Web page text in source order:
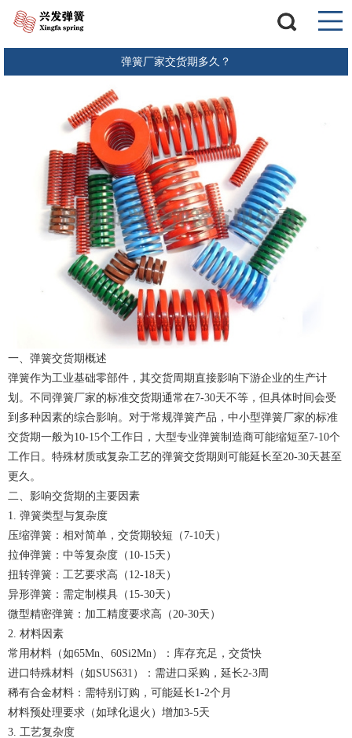
弹簧厂家交货期多久？
一、弹簧交货期概述
弹簧作为工业基础零部件，其交货周期直接影响下游企业的生产计
划。不同 弹簧厂家的标准交货期通常在7-30天不等，但具体时间会受
到多种因素的综合影响。对于常规弹簧产品，中小型弹簧厂家的标准
交货期一般为10-15个工作日，大型专业弹簧制造商可能缩短至7-10个
工作日。特殊材质或复杂工艺的弹簧交货期则可能延长至20-30天甚至
更久。
二、影响交货期的主要因素
1. 弹簧类型与复杂度
压缩弹簧：相对简单，交货期较短（7-10天）
拉伸弹簧：中等复杂度（10-15天）
扭转弹簧：工艺要求高（12-18天）
异形弹簧：需定制模具（15-30天）
微型精密弹簧：加工精度要求高（20-30天）
2. 材料因素
常用材料（如65Mn、60Si2Mn）：库存充足，交货快
进口特殊材料（如SUS631）：需进口采购，延长2-3周
稀有合金材料：需特别订购，可能延长1-2个月
材料预处理要求（如球化退火）增加3-5天
3. 工艺复杂度